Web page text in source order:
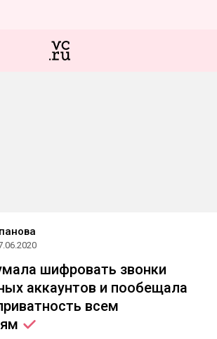
шифровать звонки
аккаунтов и пообещала
всем